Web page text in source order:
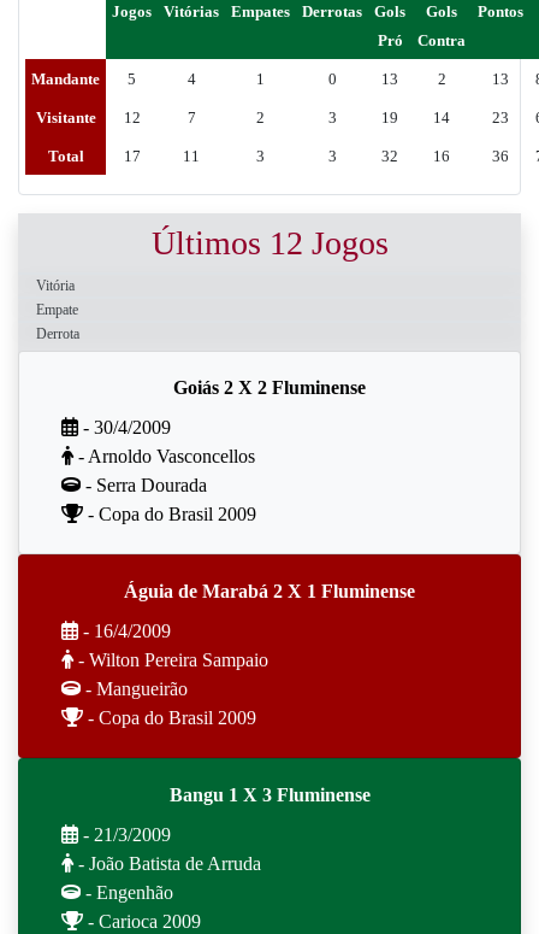
Jogos Vitórias Empates Derrotas
Gols
Pró
Gols
Contra
Pontos
Mandante 5 4 1 0 13 2 13
Visitante 12 7 2 3 19 14 23
Total 17 11 3 3 32 16 36
Últimos 12 Jogos
Vitória
Empate
Derrota
Goiás 2 X 2 Fluminense
- 30/4/2009
- Arnoldo Vasconcellos
- Serra Dourada
- Copa do Brasil 2009
Águia de Marabá 2 X 1 Fluminense
- 16/4/2009
- Wilton Pereira Sampaio
- Mangueirão
- Copa do Brasil 2009
Bangu 1 X 3 Fluminense
- 21/3/2009
- João Batista de Arruda
- Engenhão
- Carioca 2009